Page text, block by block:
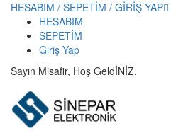
HESABIM / SEPETİM / GİRİŞ YAP
HESABIM
SEPETİM
Giriş Yap
Sayın Misafir, Hoş GeldİNİZ.